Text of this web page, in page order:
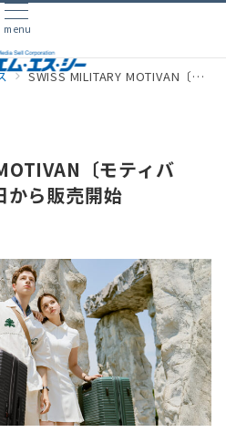
menu
SWISS MILITARY MOTIVAN〔モティバン〕2025年4月24日から販売開始
〔モティバ
ら販売開始